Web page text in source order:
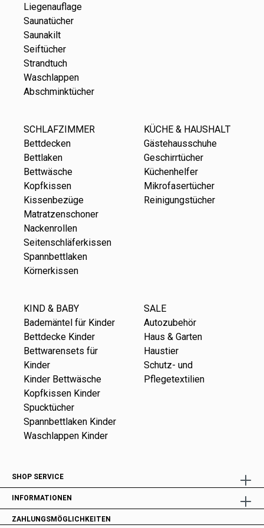
Liegenauflage
Saunatücher
Saunakilt
Seiftücher
Strandtuch
Waschlappen
Abschminktücher
SCHLAFZIMMER
Bettdecken
Bettlaken
Bettwäsche
Kopfkissen
Kissenbezüge
Matratzenschoner
Nackenrollen
Seitenschläferkissen
Spannbettlaken
Körnerkissen
KÜCHE & HAUSHALT
Gästehausschuhe
Geschirrtücher
Küchenhelfer
Mikrofasertücher
Reinigungstücher
KIND & BABY
Bademäntel für Kinder
Bettdecke Kinder
Bettwarensets für
Kinder
Kinder Bettwäsche
Kopfkissen Kinder
Spucktücher
Spannbettlaken Kinder
Waschlappen Kinder
SALE
Autozubehör
Haus & Garten
Haustier
Schutz- und
Pflegetextilien
SHOP SERVICE
INFORMATIONEN
ZAHLUNGSMÖGLICHKEITEN